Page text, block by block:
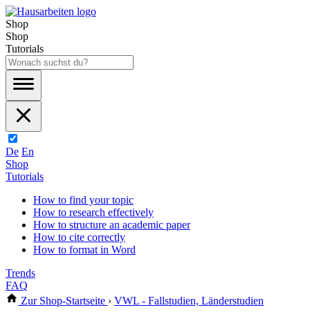
Shop
Shop
Tutorials
De En
Shop
Tutorials
How to find your topic
How to research effectively
How to structure an academic paper
How to cite correctly
How to format in Word
Trends
FAQ
Zur Shop-Startseite › VWL - Fallstudien, Länderstudien